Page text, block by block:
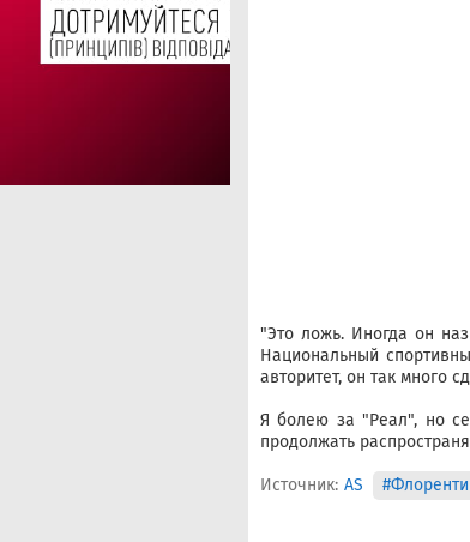
"Это ложь. Иногда он
Национальный
авторитет, он так много
Я болею за "Реал", но
продолжать
Источник: AS